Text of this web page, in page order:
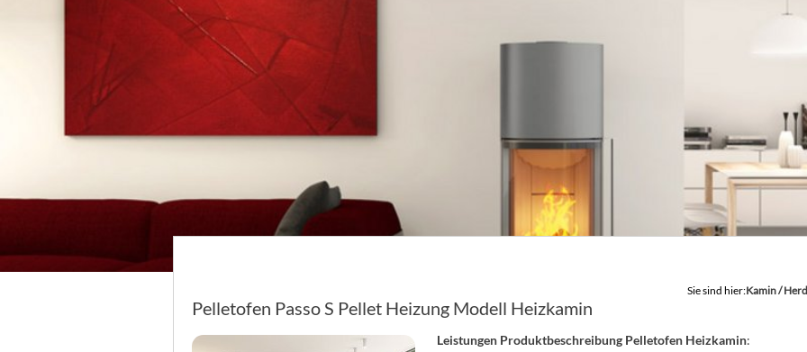
Sie sind hier:Kamin /
Pelletofen Passo S Pellet Heizung Modell Heizkamin
Leistungen Produktbeschreibung Pelletofen Heizkamin: